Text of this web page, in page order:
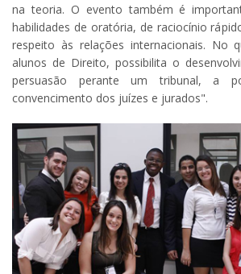
na teoria. O evento também é
habilidades de oratória, de raciocínio
respeito às relações internacionais. No
alunos de Direito, possibilita o
persuasão perante um tribunal, a
convencimento dos juízes e jurados".